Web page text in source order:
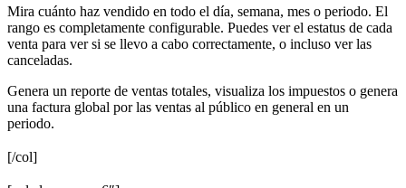
Mira cuánto haz vendido en todo el día, semana, mes o periodo. El
rango es completamente configurable. Puedes ver el estatus de cada
venta para ver si se llevo a cabo correctamente, o incluso ver las
canceladas.
Genera un reporte de ventas totales, visualiza los impuestos o genera
una factura global por las ventas al público en general en un
periodo.
[/col]